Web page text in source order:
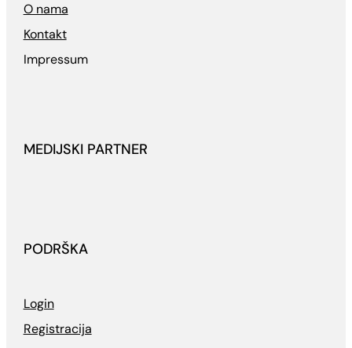
O nama
Kontakt
Impressum
MEDIJSKI PARTNER
PODRŠKA
Login
Registracija